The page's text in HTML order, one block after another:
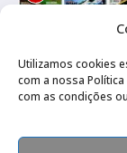
Utilizamos cookies
com a nossa
com as condições
3